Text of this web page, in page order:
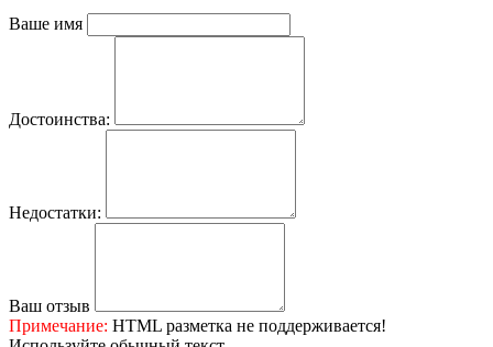
Ваше имя
Достоинства:
Недостатки:
Ваш отзыв
Примечание: HTML разметка не поддерживается!